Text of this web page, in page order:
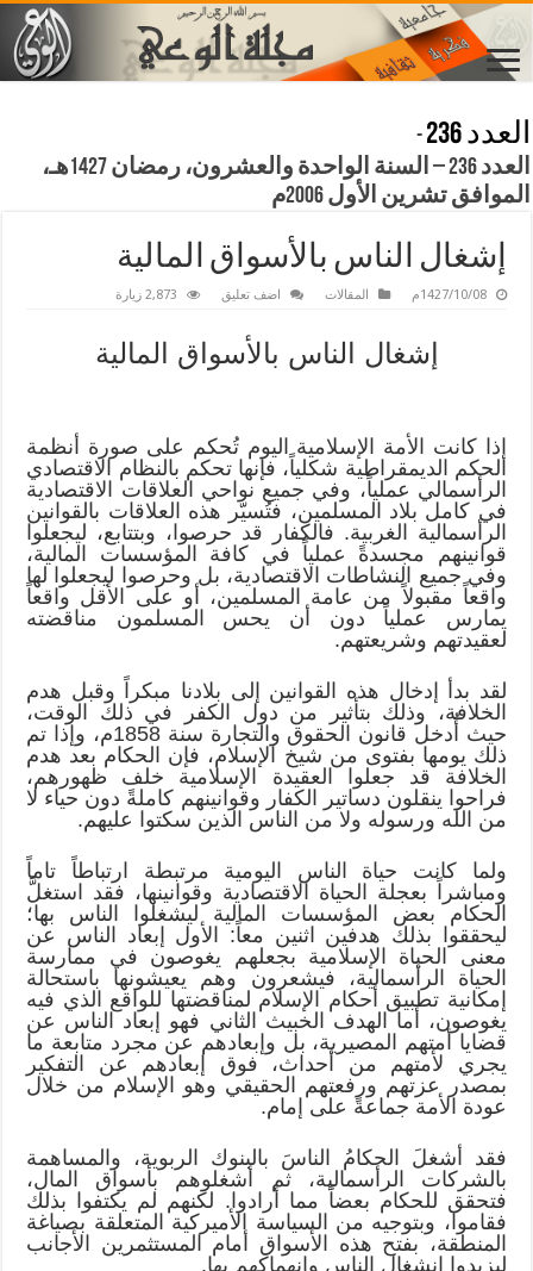
العدد 236
-
العدد 236 – السنة الواحدة والعشرون، رمضان 1427هـ،
الموافق تشرين الأول 2006م
إشغال الناس بالأسواق المالية
1427/10/08م المقالات اضف تعليق 2,873 زيارة
إشغال الناس بالأسواق المالية
إذا كانت الأمة الإسلامية اليوم تُحكم على صورة أنظمة
الحكم الديمقراطية شكلياً، فإنها تحكم بالنظام الاقتصادي
الرأسمالي عملياً، وفي جميع نواحي العلاقات الاقتصادية
في كامل بلاد المسلمين، فتُسيّر هذه العلاقات بالقوانين
الرأسمالية الغربية. فالكفار قد حرصوا، وبتتابع، ليجعلوا
قوانينهم مجسدةً عملياً في كافة المؤسسات المالية،
وفي جميع النشاطات الاقتصادية، بل وحرصوا ليجعلوا لها
واقعاً مقبولاً من عامة المسلمين، أو على الأقل واقعاً
يمارس عملياً دون أن يحس المسلمون مناقضته
لعقيدتهم وشريعتهم.
لقد بدأ إدخال هذه القوانين إلى بلادنا مبكراً وقبل هدم
الخلافة، وذلك بتأثير من دول الكفر في ذلك الوقت،
حيث أُدخل قانون الحقوق والتجارة سنة 1858م، وإذا تم
ذلك يومها بفتوى من شيخ الإسلام، فإن الحكام بعد هدم
الخلافة قد جعلوا العقيدة الإسلامية خلف ظهورهم،
فراحوا ينقلون دساتير الكفار وقوانينهم كاملةً دون حياء لا
من الله ورسوله ولا من الناس الذين سكتوا عليهم.
ولما كانت حياة الناس اليومية مرتبطة ارتباطاً تاماً
ومباشراً بعجلة الحياة الاقتصادية وقوانينها، فقد استغلَّ
الحكام بعض المؤسسات المالية ليشغلوا الناس بها؛
ليحققوا بذلك هدفين اثنين معاً: الأول إبعاد الناس عن
معنى الحياة الإسلامية بجعلهم يغوصون في ممارسة
الحياة الرأسمالية، فيشعرون وهم يعيشونها باستحالة
إمكانية تطبيق أحكام الإسلام لمناقضتها للواقع الذي فيه
يغوصون، أما الهدف الخبيث الثاني فهو إبعاد الناس عن
قضايا أمتهم المصيرية، بل وإبعادهم عن مجرد متابعة ما
يجري لأمتهم من أحداث، فوق إبعادهم عن التفكير
بمصدر عزتهم ورفعتهم الحقيقي وهو الإسلام من خلال
عودة الأمة جماعةً على إمام.
فقد أشغلَ الحكامُ الناسَ بالبنوك الربوية، والمساهمة
بالشركات الرأسمالية، ثم أشغلوهم بأسواق المال،
فتحقق للحكام بعضاً مما أرادوا. لكنهم لم يكتفوا بذلك
فقاموا، وبتوجيه من السياسة الأميركية المتعلقة بصياغة
المنطقة، بفتح هذه الأسواق أمام المستثمرين الأجانب
ليزيدوا انشغال الناس وانهماكهم بها.